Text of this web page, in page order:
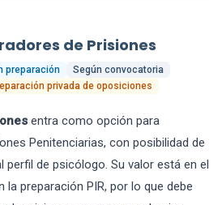
de Prisiones
preparación
Según convocatoria
privada de oposiciones
entra como opción para
Penitenciarias, con posibilidad de
perfil de psicólogo. Su valor está en el
preparación PIR, por lo que debe